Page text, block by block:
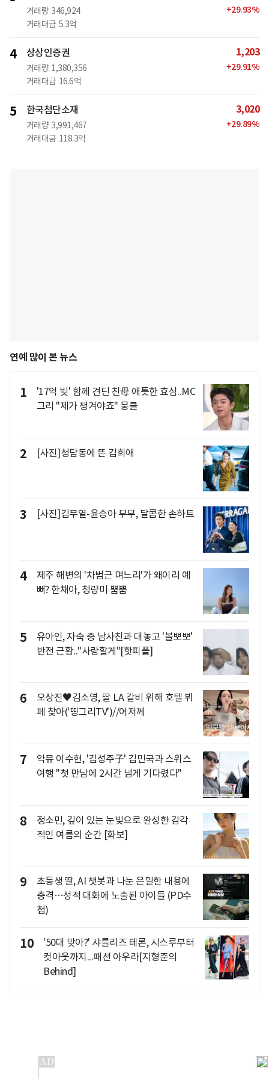
거래량 346,924
거래대금 5.3억
+29.93%
4 상상인증권
거래량 1,380,356
거래대금 16.6억
1,203
+29.91%
5 한국첨단소재
거래량 3,991,467
거래대금 118.3억
3,020
+29.89%
연예 많이 본 뉴스
1
'17억 빚' 함께 견딘 친母 애틋한 효심..MC
그리 "제가 챙겨야죠" 뭉클
2 [사진]청담동에 뜬 김희애
3 [사진]김무열-윤승아 부부, 달콤한 손하트
4
제주 해변의 '차범근 며느리'가 왜이리 예
뻐? 한채아, 청량미 뿜뿜
5
유아인, 자숙 중 남사친과 대놓고 '볼뽀뽀'
반전 근황.."사랑할게"[핫피플]
6
오상진♥김소영, 딸 LA 갈비 위해 호텔 뷔
페 찾아('띵그리TV')//어저께
7
악뮤 이수현, '김성주子' 김민국과 스위스
여행 "첫 만남에 2시간 넘게 기다렸다"
8
정소민, 깊이 있는 눈빛으로 완성한 감각
적인 여름의 순간 [화보]
9
초등생 딸, AI 챗봇과 나눈 은밀한 내용에
충격…성적 대화에 노출된 아이들 (PD수
첩)
10
'50대 맞아?' 샤를리즈 테론, 시스루부터
컷아웃까지...패션 아우라[지형준의
Behind]